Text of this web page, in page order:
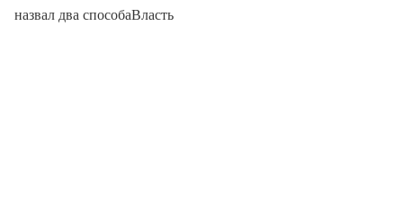
назвал два способаВласть